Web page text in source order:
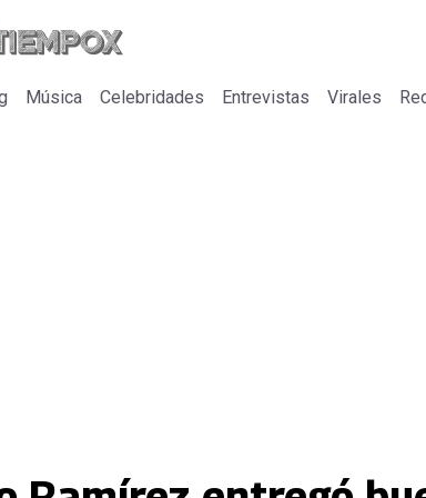
Música Celebridades Entrevistas Virales